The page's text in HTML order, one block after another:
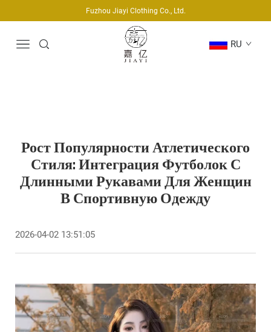
Fuzhou Jiayi Clothing Co., Ltd.
RU
Рост Популярности Атлетического
Стиля: Интеграция Футболок С
Длинными Рукавами Для Женщин
В Спортивную Одежду
2026-04-02 13:51:05